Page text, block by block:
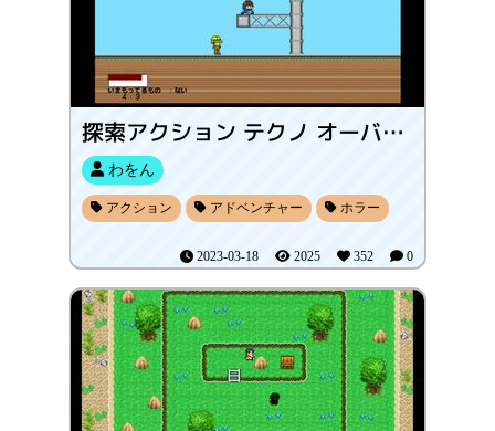
探索アクション テクノ オーバードープ
わをん
アクション アドベンチャー ホラー
2023-03-18 2025 352 0